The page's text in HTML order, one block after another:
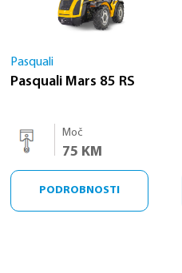
Pasquali
Pasquali Mars 85 RS
Moč
75 KM
PODROBNOSTI